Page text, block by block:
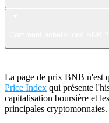
La page de prix BNB n'est
Price Index qui présente
capitalisation boursière et
principales cryptomonnaies.